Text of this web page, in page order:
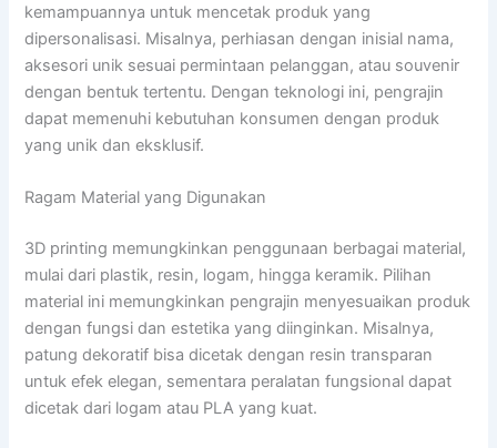
kemampuannya untuk mencetak produk yang
dipersonalisasi. Misalnya, perhiasan dengan inisial nama,
aksesori unik sesuai permintaan pelanggan, atau souvenir
dengan bentuk tertentu. Dengan teknologi ini, pengrajin
dapat memenuhi kebutuhan konsumen dengan produk
yang unik dan eksklusif.
Ragam Material yang Digunakan
3D printing memungkinkan penggunaan berbagai material,
mulai dari plastik, resin, logam, hingga keramik. Pilihan
material ini memungkinkan pengrajin menyesuaikan produk
dengan fungsi dan estetika yang diinginkan. Misalnya,
patung dekoratif bisa dicetak dengan resin transparan
untuk efek elegan, sementara peralatan fungsional dapat
dicetak dari logam atau PLA yang kuat.